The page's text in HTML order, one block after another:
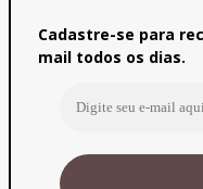
Cadastre-se para
mail todos os dias.